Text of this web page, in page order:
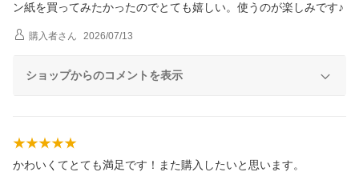
ン紙を買ってみたかったのでとても嬉しい。使うのが楽しみです♪
購入者さん 2026/07/13
ショップからのコメントを表示
かわいくてとても満足です！また購入したいと思います。